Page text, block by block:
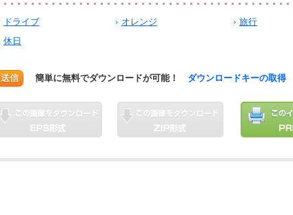
ドライブ オレンジ
旅行
休日
送信 簡単に無料でダウンロードが可能！ ダウンロードキーの取得